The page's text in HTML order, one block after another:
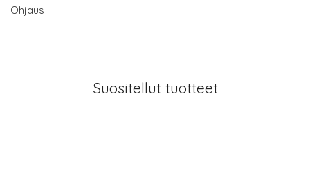
Ohjaus
Suositellut tuotteet